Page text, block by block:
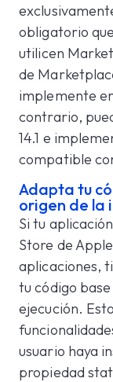
obligatorio
utilicen
de
implemente
contrario,
14.1 e
compatible
Adapta tu
origen de la
Si tu
Store de
aplicaciones,
tu código
ejecución.
usuario haya
propiedad